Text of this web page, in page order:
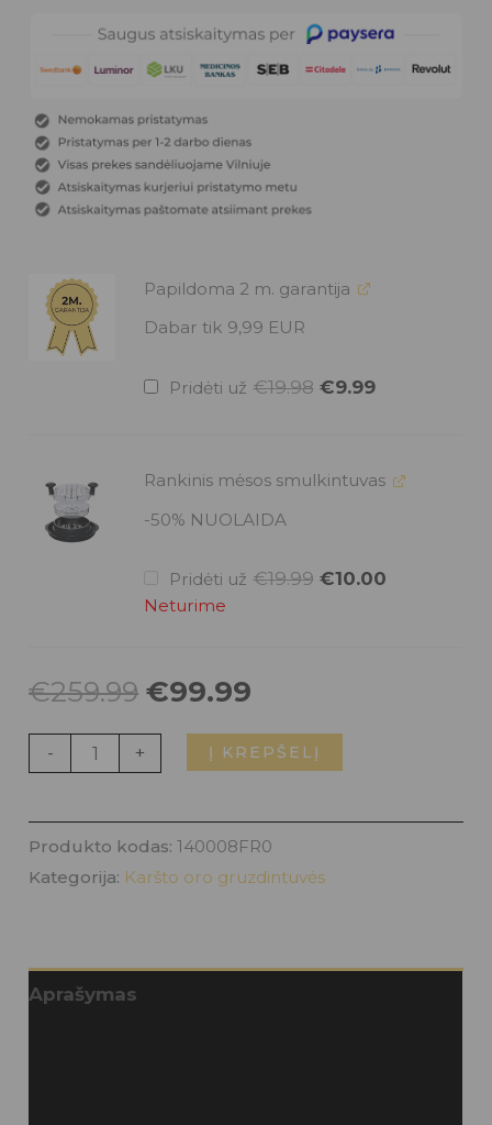
Papildoma 2 m. garantija
Dabar tik 9,99 EUR
Pridėti už €19.98
Original
price
€9.99
Rankinis mėsos smulkintuvas
-50% NUOLAIDA
Pridėti už €19.99
Original
price
€10.00
Current
price
Neturime
€259.99 €99.99
- + Į KREPŠELĮ
Produkto kodas:140008FR0
Kategorija: Karšto oro gruzdintuvės
Aprašymas